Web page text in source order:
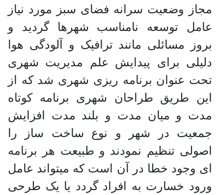
مجاز وضعیت سرانه فضای سبز مورد نیاز
عامل توسعه نامناسب شهرها گردید و
بروز مسائلی مانند ترافیک و آلودگی هوا
دلیلی برای پیدایش علم مدیریت شهری
تحت عنوان برنامه ریزی شهری شد که از
این طریق طراحان شهری برنامه کوتاه
مدت و میان مدت و بلند مدت افزایش
جمعیت در شهر و نوع ساخت ساز را
اصولی تنظیم نمودند و طبیعت هر برنامه
ای وجود خطا در آن است که میتواند عامل
ورود خسارت به افراد گردد یا یک طرحی